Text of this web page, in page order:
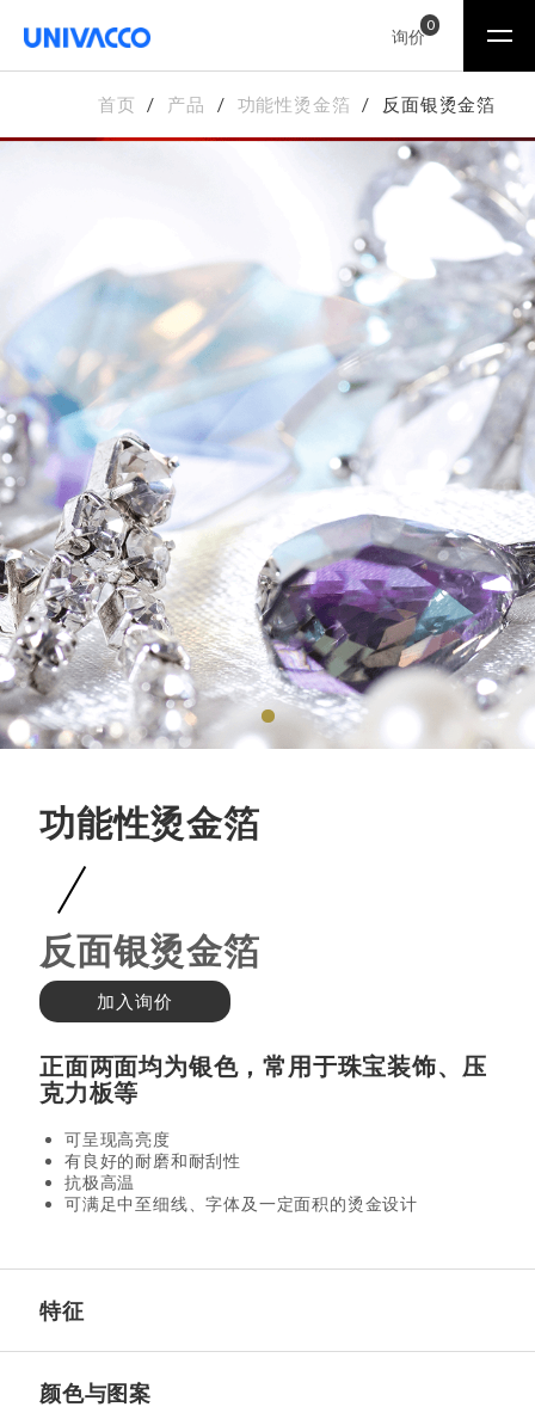
询价
0
首页 产品 功能性烫金箔 反面银烫金箔
功能性烫金箔
反面银烫金箔
加入询价
正面两面均为银色，常用于珠宝装饰、压
克力板等
可呈现高亮度
有良好的耐磨和耐刮性
抗极高温
可满足中至细线、字体及一定面积的烫金设计
特征
颜色与图案